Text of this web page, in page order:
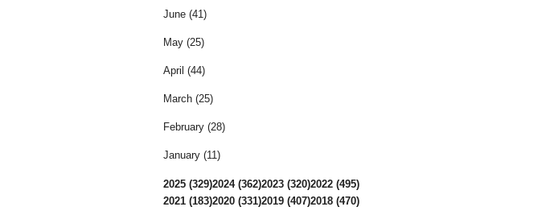
June (41)
May (25)
April (44)
March (25)
February (28)
January (11)
2025 (329)2024 (362)2023 (320)2022 (495)
2021 (183)2020 (331)2019 (407)2018 (470)